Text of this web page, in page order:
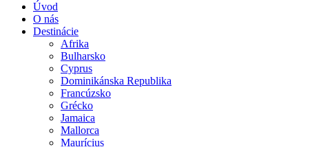
Úvod
O nás
Destinácie
Afrika
Bulharsko
Cyprus
Dominikánska Republika
Francúzsko
Grécko
Jamaica
Mallorca
Maurícius